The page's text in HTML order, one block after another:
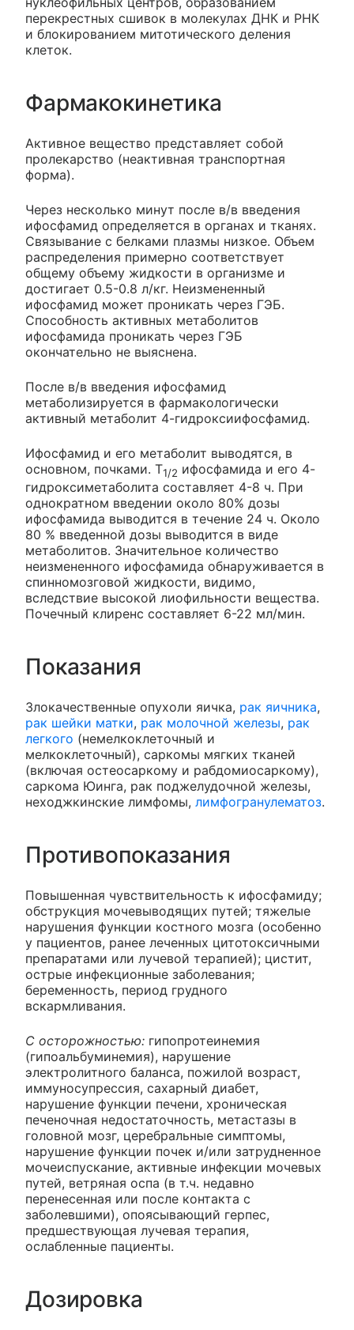
перекрестных сшивок в молекулах ДНК и РНК
и блокированием митотического деления
клеток.
Фармакокинетика
Активное вещество представляет собой
пролекарство (неактивная транспортная
форма).
Через несколько минут после в/в введения
ифосфамид определяется в органах и тканях.
Связывание с белками плазмы низкое. Объем
распределения примерно соответствует
общему объему жидкости в организме и
достигает 0.5-0.8 л/кг. Неизмененный
ифосфамид может проникать через ГЭБ.
Способность активных метаболитов
ифосфамида проникать через ГЭБ
окончательно не выяснена.
После в/в введения ифосфамид
метаболизируется в фармакологически
активный метаболит 4-гидроксиифосфамид.
Ифосфамид и его метаболит выводятся, в
основном, почками. T1/2 ифосфамида и его 4-
гидроксиметаболита составляет 4-8 ч. При
однократном введении около 80% дозы
ифосфамида выводится в течение 24 ч. Около
80 % введенной дозы выводится в виде
метаболитов. Значительное количество
неизмененного ифосфамида обнаруживается в
спинномозговой жидкости, видимо,
вследствие высокой лиофильности вещества.
Почечный клиренс составляет 6-22 мл/мин.
Показания
Злокачественные опухоли яичка, рак яичника,
рак шейки матки, рак молочной железы, рак
легкого (немелкоклеточный и
мелкоклеточный), саркомы мягких тканей
(включая остеосаркому и рабдомиосаркому),
саркома Юинга, рак поджелудочной железы,
неходжкинские лимфомы, лимфогранулематоз.
Противопоказания
Повышенная чувствительность к ифосфамиду;
обструкция мочевыводящих путей; тяжелые
нарушения функции костного мозга (особенно
у пациентов, ранее леченных цитотоксичными
препаратами или лучевой терапией); цистит,
острые инфекционные заболевания;
беременность, период грудного
вскармливания.
С осторожностью: гипопротеинемия
(гипоальбуминемия), нарушение
электролитного баланса, пожилой возраст,
иммуносупрессия, сахарный диабет,
нарушение функции печени, хроническая
печеночная недостаточность, метастазы в
головной мозг, церебральные симптомы,
нарушение функции почек и/или затрудненное
мочеиспускание, активные инфекции мочевых
путей, ветряная оспа (в т.ч. недавно
перенесенная или после контакта с
заболевшими), опоясывающий герпес,
предшествующая лучевая терапия,
ослабленные пациенты.
Дозировка